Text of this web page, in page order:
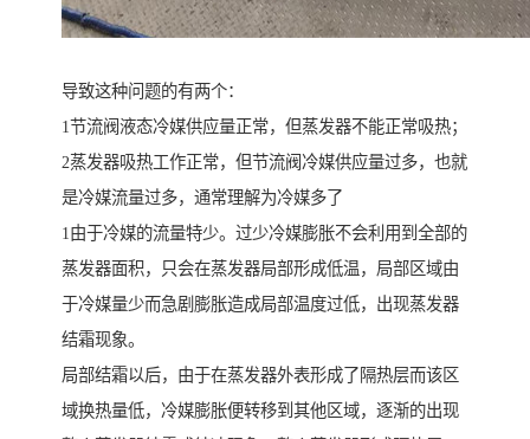
导致这种问题的有两个：
1节流阀液态冷媒供应量正常，但蒸发器不能正常吸热；
2蒸发器吸热工作正常，但节流阀冷媒供应量过多，也就
是冷媒流量过多，通常理解为冷媒多了
1由于冷媒的流量特少。过少冷媒膨胀不会利用到全部的
蒸发器面积，只会在蒸发器局部形成低温，局部区域由
于冷媒量少而急剧膨胀造成局部温度过低，出现蒸发器
结霜现象。
局部结霜以后，由于在蒸发器外表形成了隔热层而该区
域换热量低，冷媒膨胀便转移到其他区域，逐渐的出现